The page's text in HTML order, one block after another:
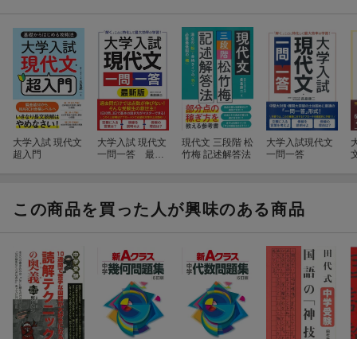
大学入試 現代文
超入門
大学入試 現代文
一問一答 最新
現代文 三段階 松
竹梅 記述解答法
大学入試現代文
一問一答
この商品を買った人が興味のある商品